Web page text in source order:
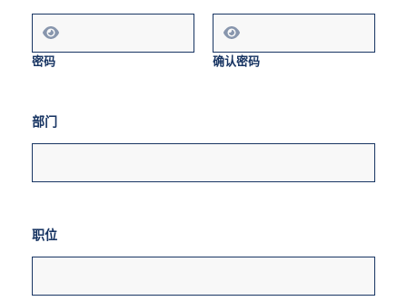
密码 确认密码
部门
职位